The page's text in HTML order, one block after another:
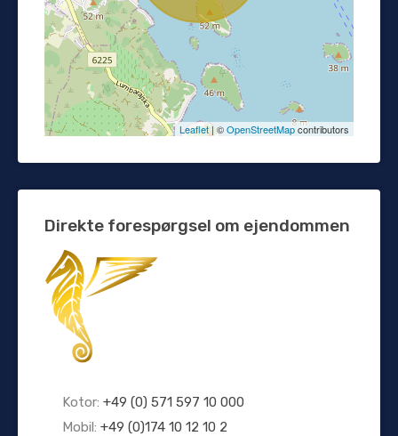
Leaflet| ©OpenStreetMapcontributors
Direkte forespørgsel om ejendommen
Kotor: +49 (0) 571 597 10 000
Mobil: +49 (0)174 10 12 10 2